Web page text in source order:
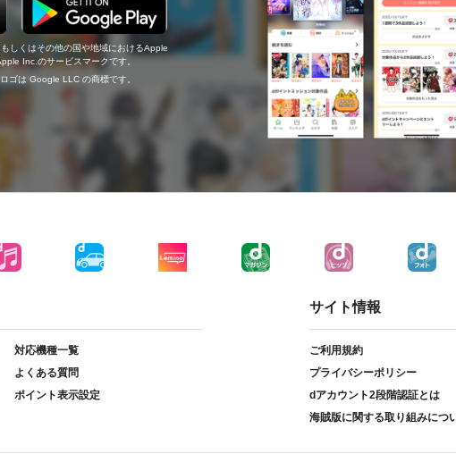
しくはその他の国や地域におけるApple
Inc.のサービスマークです。
ゴは Google LLC の商標です。
対応機種一覧
よくある質問
ポイント表示設定
サイト情報
ご利用規約
プライバシーポリシー
dアカウント2段階認証とは
海賊版に関する取り組みにつ